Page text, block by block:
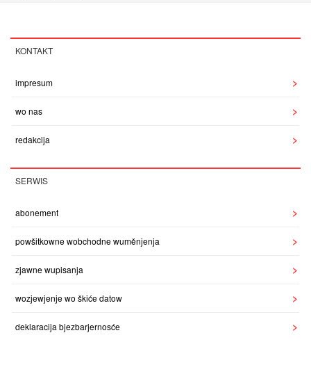
KONTAKT
impresum
wo nas
redakcija
SERWIS
abonement
powšitkowne wobchodne wuměnjenja
zjawne wupisanja
wozjewjenje wo škiće datow
deklaracija bjezbarjernosće